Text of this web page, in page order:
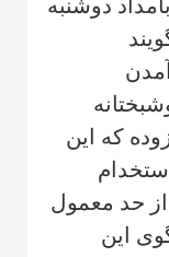
جدی بین ساعت ۱۲:۳۰ تا ۲:۳۰ بامداد دوشنبه
که این
حد معمول
این